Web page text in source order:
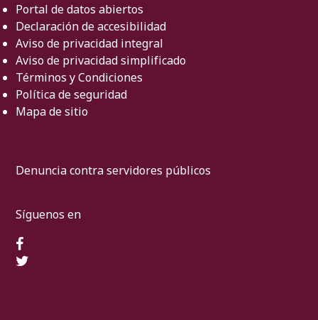
Portal de datos abiertos
Declaración de accesibilidad
Aviso de privacidad integral
Aviso de privacidad simplificado
Términos y Condiciones
Política de seguridad
Mapa de sitio
Denuncia contra servidores públicos
Síguenos en